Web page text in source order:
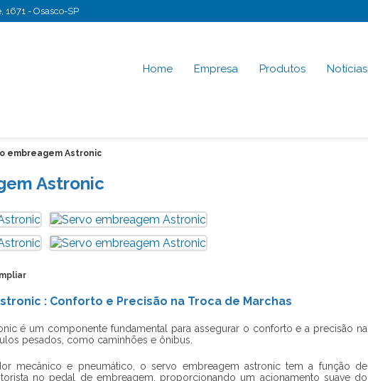
- Osasco-SP
Home Empresa Produtos Notícias
embreagem Astronic
Astronic
: Conforto e Precisão na Troca de Marchas
é um componente fundamental para assegurar o conforto e a precisão na
pesados, como caminhões e ônibus.
mecânico e pneumático, oservo embreagem astronictem a função de
no pedal de embreagem, proporcionando um acionamento suave do